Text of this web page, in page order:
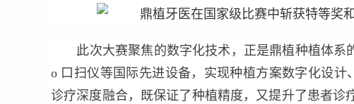
此次大赛聚焦的数字化技术，正是鼎植种植体系
o 口扫仪等国际先进设备，实现种植方案数字化设
诊疗深度融合，既保证了种植精度，又提升了患者诊